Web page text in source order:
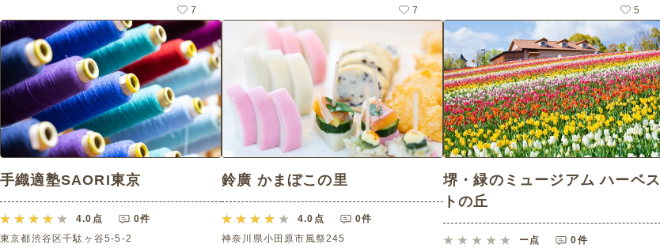
7 7 5
手織適塾SAORI東京
4.0 点
0件
東京都渋谷区千駄ヶ谷5-5-2
鈴廣 かまぼこの里
4.0 点
0件
神奈川県小田原市風祭245
堺・緑のミュージアム ハーベス
トの丘
ー点
0件